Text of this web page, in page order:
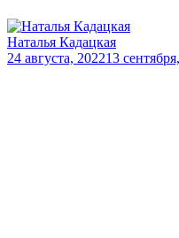
Наталья Кадацкая
24 августа, 202213